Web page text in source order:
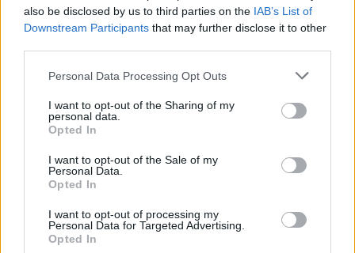
also be disclosed by us to third parties on the IAB’s List of
Downstream Participants that may further disclose it to other
Please note that this website/app uses one or more Google
not limited to your visit or usage behaviour. You may click to
grant or deny consent to Google and its third-party tags to
use your data for below specified purposes in below Google
consent section.
Personal Data Processing Opt Outs
I want to opt-out of the Sharing of my
personal data.
Opted In
I want to opt-out of the Sale of my
Personal Data.
Opted In
I want to opt-out of processing my
Personal Data for Targeted Advertising.
Opted In
Η πρώτη θερινή δέσμη μέτρων που έλαβε η κυβέρνηση κι
έδειχναν σκεπτικισμό -όπως η είσοδος στη χώρα με
πανηγυριών -έγινε δεκτή με ανακούφιση. Εκτός ελαχίστων
Τοπικής Αυτοδιοίκησης που τονώνουν την εικόνα τους-
οργάνωση του πιο δημοφιλούς πανηγυριού στην
επικράτεια, οι υπόλοιποι κατάλαβαν ότι για να λαμβάνονται
αυτά τα μέτρα παρά το κόστος τους είναι απαραίτητα.
Αναμφίβολα πλέον, η δύσκολη εξίσωση της προστασίας της
δημόσιας υγείας και του ταυτόχρονου περιορισμού των
ζημιών στον τουρισμό γίνεται ακόμη δυσκολότερη.